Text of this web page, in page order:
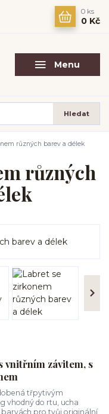
Menu
Hledat
0 ks
0 Kč
různých barev a délek
různých
vnitřním závitem, s
třpytivým
vhodný do rtu, ucha
barvách pro tvůj originální